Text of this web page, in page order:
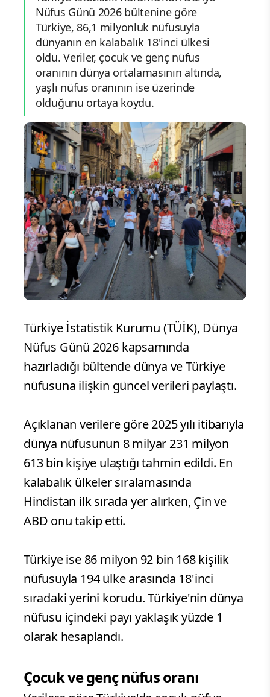
Nüfus Günü 2026 bültenine göre
Türkiye, 86,1 milyonluk nüfusuyla
dünyanın en kalabalık 18'inci ülkesi
oldu. Veriler, çocuk ve genç nüfus
oranının dünya ortalamasının altında,
yaşlı nüfus oranının ise üzerinde
olduğunu ortaya koydu.
Türkiye İstatistik Kurumu (TÜİK), Dünya
Nüfus Günü 2026 kapsamında
hazırladığı bültende dünya ve Türkiye
nüfusuna ilişkin güncel verileri paylaştı.
Açıklanan verilere göre 2025 yılı itibarıyla
dünya nüfusunun 8 milyar 231 milyon
613 bin kişiye ulaştığı tahmin edildi. En
kalabalık ülkeler sıralamasında
Hindistan ilk sırada yer alırken, Çin ve
ABD onu takip etti.
Türkiye ise 86 milyon 92 bin 168 kişilik
nüfusuyla 194 ülke arasında 18'inci
sıradaki yerini korudu. Türkiye'nin dünya
nüfusu içindeki payı yaklaşık yüzde 1
olarak hesaplandı.
Çocuk ve genç nüfus oranı